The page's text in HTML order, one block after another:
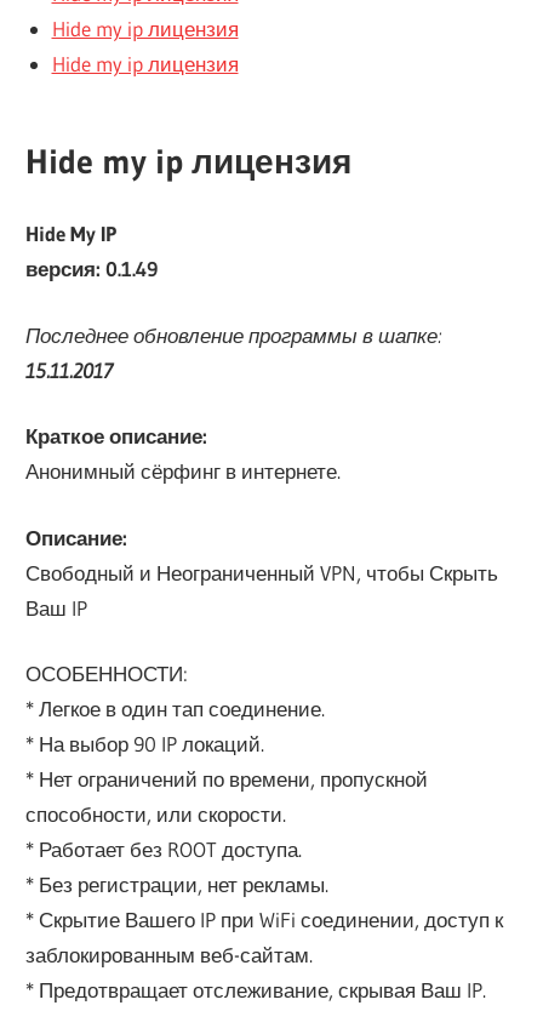
Hide my ip лицензия
Hide my ip лицензия
Hide my ip лицензия
Hide My IP
версия: 0.1.49
Последнее обновление программы в шапке:
15.11.2017
Краткое описание:
Анонимный сёрфинг в интернете.
Описание:
Свободный и Неограниченный VPN, чтобы Скрыть
Ваш IP
ОСОБЕННОСТИ:
* Легкое в один тап соединение.
* На выбор 90 IP локаций.
* Нет ограничений по времени, пропускной
способности, или скорости.
* Работает без ROOT доступа.
* Без регистрации, нет рекламы.
* Скрытие Вашего IP при WiFi соединении, доступ к
заблокированным веб-сайтам.
* Предотвращает отслеживание, скрывая Ваш IP.